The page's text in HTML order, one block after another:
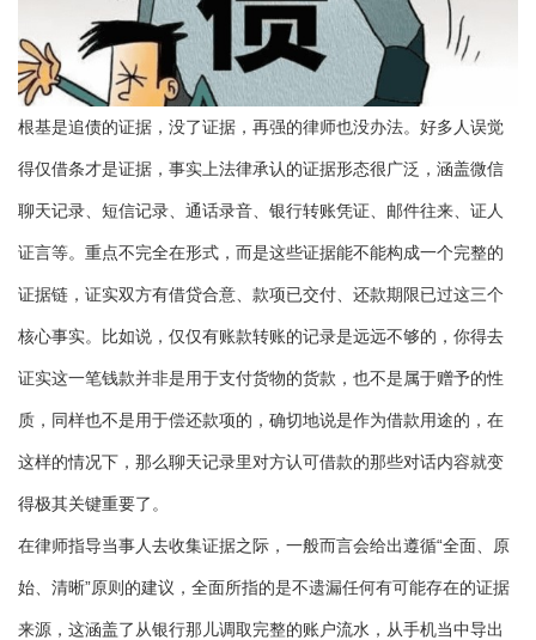
根基是追债的证据，没了证据，再强的律师也没办法。好多人误觉
得仅借条才是证据，事实上法律承认的证据形态很广泛，涵盖微信
聊天记录、短信记录、通话录音、银行转账凭证、邮件往来、证人
证言等。重点不完全在形式，而是这些证据能不能构成一个完整的
证据链，证实双方有借贷合意、款项已交付、还款期限已过这三个
核心事实。比如说，仅仅有账款转账的记录是远远不够的，你得去
证实这一笔钱款并非是用于支付货物的货款，也不是属于赠予的性
质，同样也不是用于偿还款项的，确切地说是作为借款用途的，在
这样的情况下，那么聊天记录里对方认可借款的那些对话内容就变
得极其关键重要了。
在律师指导当事人去收集证据之际，一般而言会给出遵循“全面、原
始、清晰”原则的建议，全面所指的是不遗漏任何有可能存在的证据
来源，这涵盖了从银行那儿调取完整的账户流水，从手机当中导出